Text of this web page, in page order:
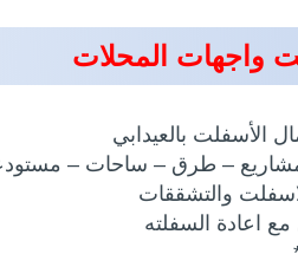
واجهات المحلات
الأسفلت بالعيدابي
– طرق – ساحات –
والتشققات
اعادة السفلته